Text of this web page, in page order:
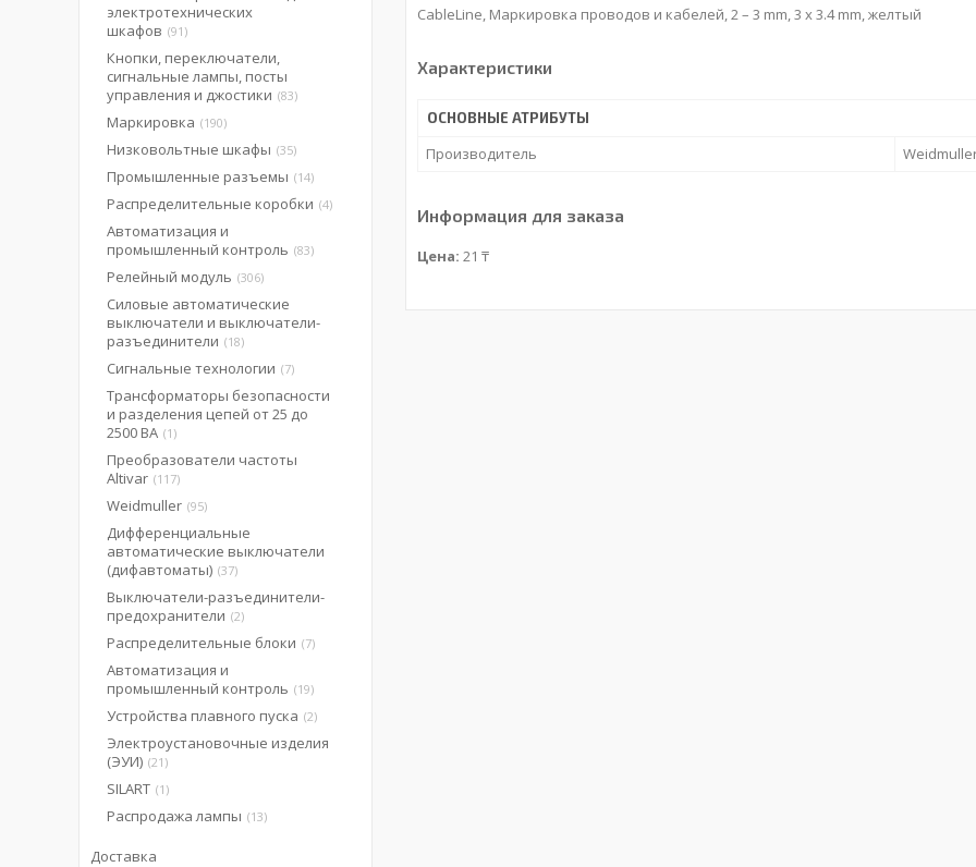
CableLine, Маркировка проводов и кабелей, 2 – 3 mm, 3 x 3.4 mm, желтый
Характеристики
ОСНОВНЫЕ АТРИБУТЫ
Производитель
Информация для заказа
Цена: 21 ₸
электротехнических
шкафов 91
Кнопки, переключатели,
сигнальные лампы, посты
управления и джостики 83
Маркировка 190
Низковольтные шкафы 35
Промышленные разъемы 14
Распределительные коробки 4
Автоматизация и
промышленный контроль 83
Релейный модуль 306
Силовые автоматические
выключатели и выключатели-
разъединители
18
Сигнальные технологии 7
Трансформаторы безопасности
и разделения цепей от 25 до
2500 ВА 1
Преобразователи частоты
Altivar 117
Weidmuller 95
Дифференциальные
автоматические выключатели
(дифавтоматы) 37
Выключатели-разъединители-
предохранители 2
Распределительные блоки 7
Автоматизация и
промышленный контроль
19
Устройства плавного пуска 2
Электроустановочные изделия
(ЭУИ) 21
SILART 1
Распродажа лампы 13
Доставка